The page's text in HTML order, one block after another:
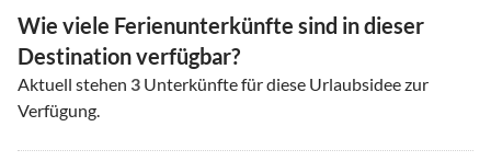
Wie viele Ferienunterkünfte sind in dieser
Destination verfügbar?
Aktuell stehen 3 Unterkünfte für diese Urlaubsidee zur
Verfügung.